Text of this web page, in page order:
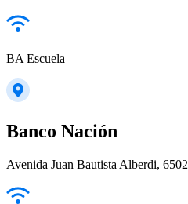
BA Escuela
Banco Nación
Avenida Juan Bautista Alberdi, 6502